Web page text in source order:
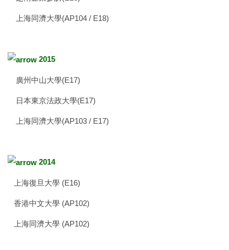
上海同濟大學(AP104 / E18)
2015
廣州中山大學(E17)
日本東京法政大學(E17)
上海同濟大學(AP103 / E17)
2014
上海復旦大學 (E16)
香港中文大學 (AP102)
上海同濟大學 (AP102)